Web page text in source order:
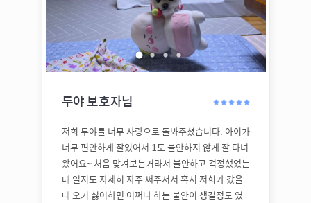
두야 보호자님
저희 두야를 너무 사랑으로 돌봐주셨습니다. 아이가
너무 편안하게 잘있어서 1도 불안하지 않게 잘 다녀
왔어요~ 처음 맞겨보는거라서 불안하고 걱정했었는
데 일지도 자세히 자주 써주서서 혹시 저희가 갔을
때 오기 싫어하면 어쩌나 하는 불안이 생길정도 였